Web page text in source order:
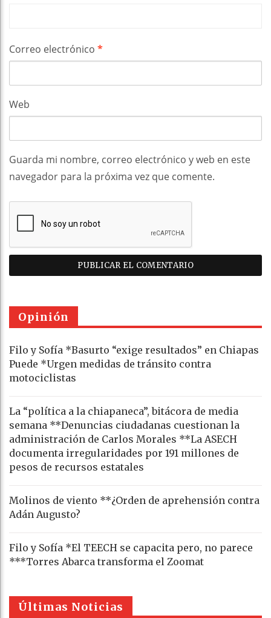
Correo electrónico *
Web
Guarda mi nombre, correo electrónico y web en este
navegador para la próxima vez que comente.
Opinión
Filo y Sofía *Basurto “exige resultados” en Chiapas
Puede *Urgen medidas de tránsito contra
motociclistas
La “política a la chiapaneca”, bitácora de media
semana **Denuncias ciudadanas cuestionan la
administración de Carlos Morales **La ASECH
documenta irregularidades por 191 millones de
pesos de recursos estatales
Molinos de viento **¿Orden de aprehensión contra
Adán Augusto?
Filo y Sofía *El TEECH se capacita pero, no parece
***Torres Abarca transforma el Zoomat
Últimas Noticias